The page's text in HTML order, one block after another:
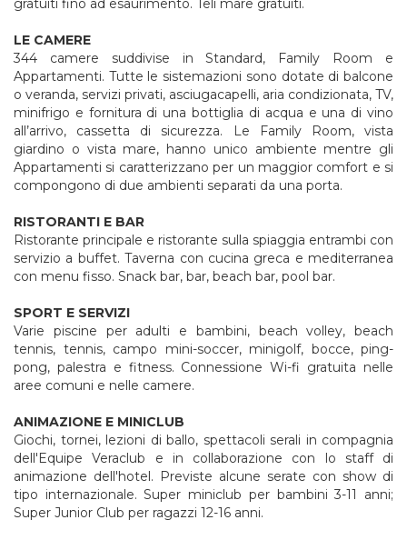
gratuiti fino ad esaurimento. Teli mare gratuiti.
LE CAMERE
344 camere suddivise in Standard, Family Room e
Appartamenti. Tutte le sistemazioni sono dotate di balcone
o veranda, servizi privati, asciugacapelli, aria condizionata, TV,
minifrigo e fornitura di una bottiglia di acqua e una di vino
all’arrivo, cassetta di sicurezza. Le Family Room, vista
giardino o vista mare, hanno unico ambiente mentre gli
Appartamenti si caratterizzano per un maggior comfort e si
compongono di due ambienti separati da una porta.
RISTORANTI E BAR
Ristorante principale e ristorante sulla spiaggia entrambi con
servizio a buffet. Taverna con cucina greca e mediterranea
con menu fisso. Snack bar, bar, beach bar, pool bar.
SPORT E SERVIZI
Varie piscine per adulti e bambini, beach volley, beach
tennis, tennis, campo mini-soccer, minigolf, bocce, ping-
pong, palestra e fitness. Connessione Wi-fi gratuita nelle
aree comuni e nelle camere.
ANIMAZIONE E MINICLUB
Giochi, tornei, lezioni di ballo, spettacoli serali in compagnia
dell'Equipe Veraclub e in collaborazione con lo staff di
animazione dell'hotel. Previste alcune serate con show di
tipo internazionale. Super miniclub per bambini 3-11 anni;
Super Junior Club per ragazzi 12-16 anni.